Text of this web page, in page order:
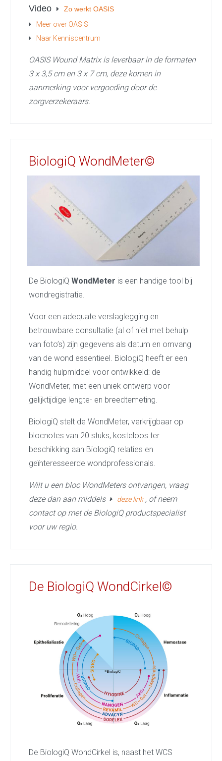
Video
Zo werkt OASIS
Meer over OASIS
Naar Kenniscentrum
OASIS Wound Matrix is leverbaar in de formaten
3 x 3,5 cm en 3 x 7 cm, deze komen in
aanmerking voor vergoeding door de
zorgverzekeraars.
BiologiQ WondMeter©
De BiologiQ WondMeter is een handige tool bij
wondregistratie.
Voor een adequate verslaglegging en
betrouwbare consultatie (al of niet met behulp
van foto’s) zijn gegevens als datum en omvang
van de wond essentieel. BiologiQ heeft er een
handig hulpmiddel voor ontwikkeld: de
WondMeter, met een uniek ontwerp voor
gelijktijdige lengte- en breedtemeting.
BiologiQ stelt de WondMeter, verkrijgbaar op
blocnotes van 20 stuks, kosteloos ter
beschikking aan BiologiQ relaties en
geïnteresseerde wondprofessionals.
Wilt u een bloc WondMeters ontvangen, vraag
deze dan aan middels
deze link, of neem
contact op met de BiologiQ productspecialist
voor uw regio.
De BiologiQ WondCirkel©
De BiologiQ WondCirkel is, naast het WCS